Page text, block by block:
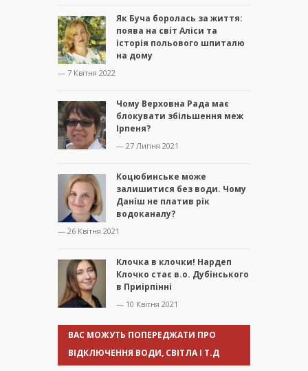
Як Буча боролась за життя:
поява на світ Аліси та
історія польового шпиталю
на дому
— 7 Квітня 2022
Чому Верховна Рада має
блокувати збільшення меж
Ірпеня?
— 27 Липня 2021
Коцюбинське може
залишитися без води. Чому
Даніш не платив рік
водоканалу?
— 26 Квітня 2021
Клочка в клочки! Нардеп
Клочко стає в.о. Дубінського
в Приірпінні
— 10 Квітня 2021
ВАС МОЖУТЬ ПОПЕРЕДЖАТИ ПРО
ВІДКЛЮЧЕННЯ ВОДИ, СВІТЛА І Т.Д